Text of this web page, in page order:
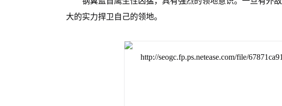
大的实力捍卫自己的领地。